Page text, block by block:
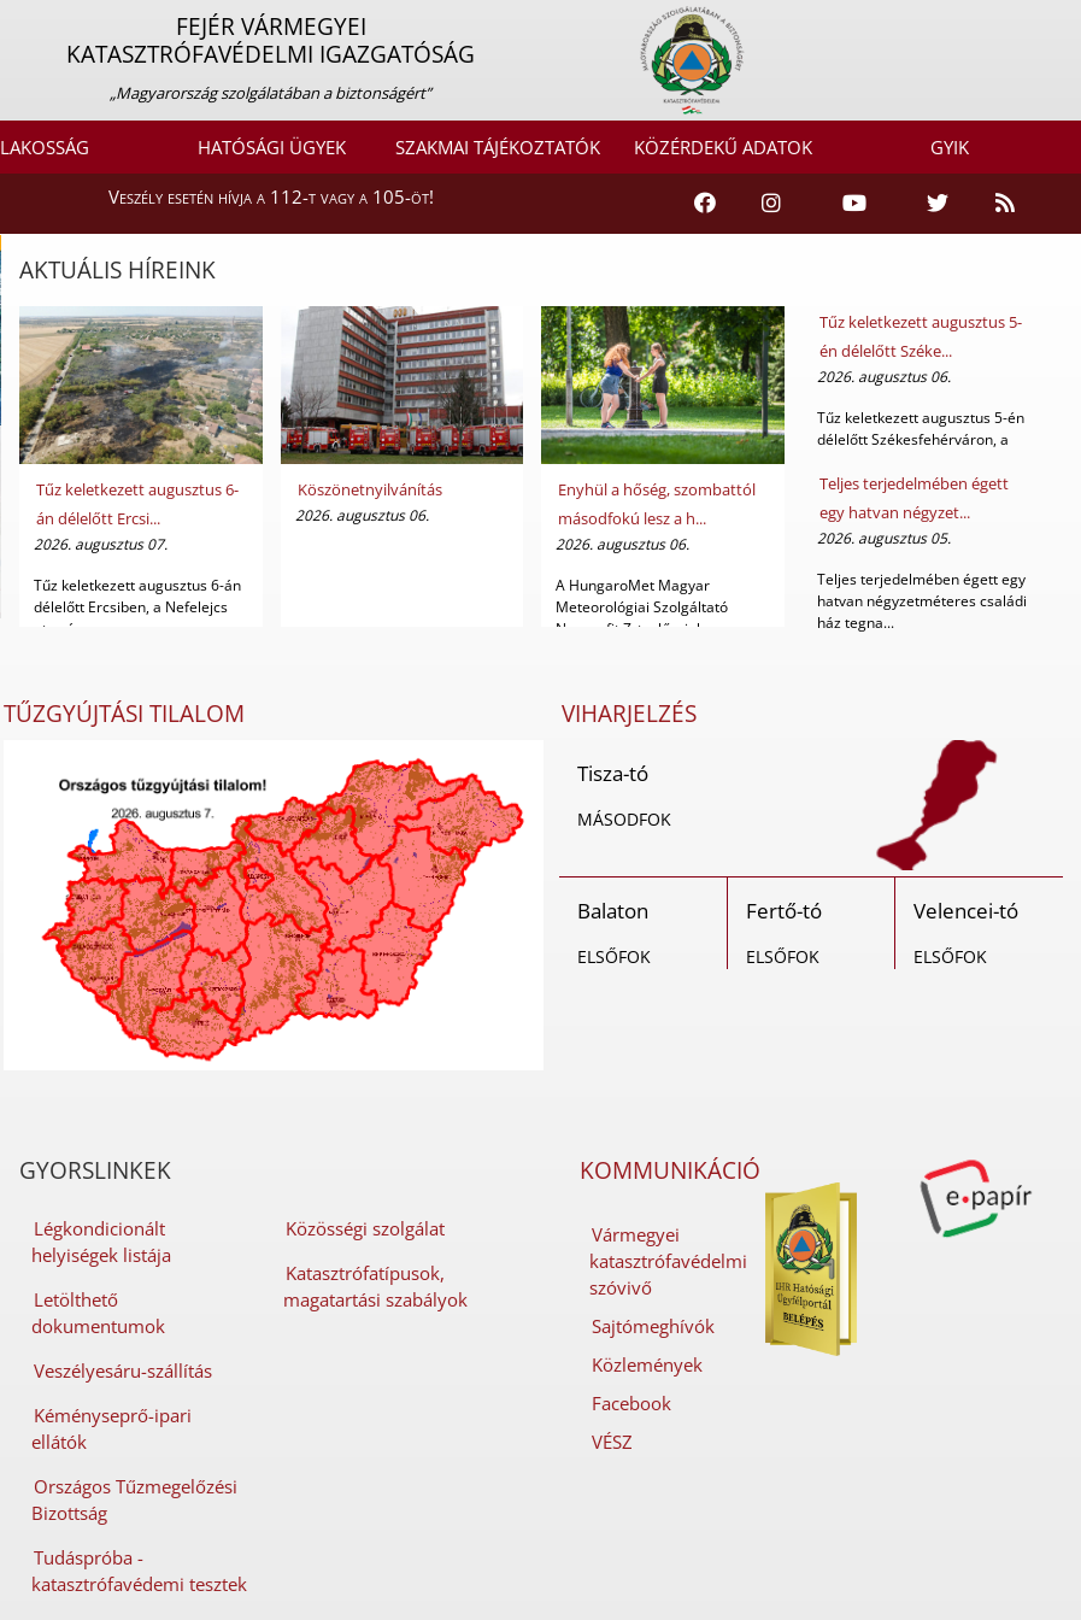
FEJÉR VÁRMEGYEI
KATASZTRÓFAVÉDELMI IGAZGATÓSÁG
„Magyarország szolgálatában a biztonságért”
LAKOSSÁG HATÓSÁGI ÜGYEK SZAKMAI TÁJÉKOZTATÓK KÖZÉRDEKŰ ADATOK GYIK
Veszély esetén hívja a 112-t vagy a 105-öt!
AKTUÁLIS HÍREINK
Tűz keletkezett augusztus 6-
án délelőtt Ercsi...
2026. augusztus 07.
Tűz keletkezett augusztus 6-án
délelőtt Ercsiben, a Nefelejcs
utca és ...
Köszönetnyilvánítás
2026. augusztus 06.
Enyhül a hőség, szombattól
másodfokú lesz a h...
2026. augusztus 06.
A HungaroMet Magyar
Meteorológiai Szolgáltató
Nonprofit Zrt. előrejelz...
Tűz keletkezett augusztus 5-
én délelőtt Széke...
2026. augusztus 06.
Tűz keletkezett augusztus 5-én
délelőtt Székesfehérváron, a
Teljes terjedelmében égett
egy hatvan négyzet...
2026. augusztus 05.
Teljes terjedelmében égett egy
hatvan négyzetméteres családi
ház tegna...
TŰZGYÚJTÁSI TILALOM VIHARJELZÉS
Tisza-tó
MÁSODFOK
Balaton
ELSŐFOK
Fertő-tó
ELSŐFOK
Velencei-tó
ELSŐFOK
GYORSLINKEK
Légkondicionált
helyiségek listája
Letölthető
dokumentumok
Veszélyesáru-szállítás
Kéményseprő-ipari
ellátók
Országos Tűzmegelőzési
Bizottság
Tudáspróba -
katasztrófavédemi tesztek
Közösségi szolgálat
Katasztrófatípusok,
magatartási szabályok
KOMMUNIKÁCIÓ
Vármegyei
katasztrófavédelmi
szóvivő
Sajtómeghívók
Közlemények
Facebook
VÉSZ